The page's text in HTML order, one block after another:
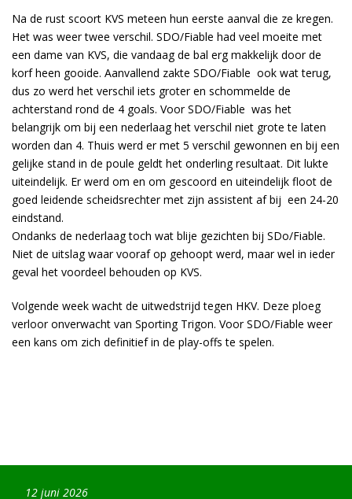
Na de rust scoort KVS meteen hun eerste aanval die ze kregen.
Het was weer twee verschil. SDO/Fiable had veel moeite met
een dame van KVS, die vandaag de bal erg makkelijk door de
korf heen gooide. Aanvallend zakte SDO/Fiable ook wat terug,
dus zo werd het verschil iets groter en schommelde de
achterstand rond de 4 goals. Voor SDO/Fiable was het
belangrijk om bij een nederlaag het verschil niet grote te laten
worden dan 4. Thuis werd er met 5 verschil gewonnen en bij een
gelijke stand in de poule geldt het onderling resultaat. Dit lukte
uiteindelijk. Er werd om en om gescoord en uiteindelijk floot de
goed leidende scheidsrechter met zijn assistent af bij een 24-20
eindstand.
Ondanks de nederlaag toch wat blije gezichten bij SDo/Fiable.
Niet de uitslag waar vooraf op gehoopt werd, maar wel in ieder
geval het voordeel behouden op KVS.
Volgende week wacht de uitwedstrijd tegen HKV. Deze ploeg
verloor onverwacht van Sporting Trigon. Voor SDO/Fiable weer
een kans om zich definitief in de play-offs te spelen.
12 juni 2026